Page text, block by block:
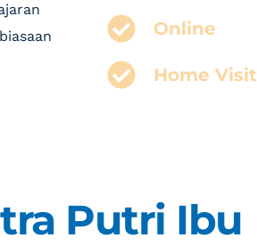
Online
Home Visit
Putri Ibu